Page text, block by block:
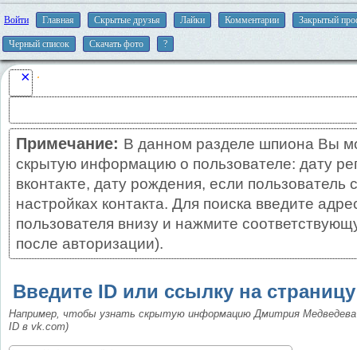
Войти Главная Скрытые друзья Лайки Комментарии Закрытый
Черный список Скачать фото ?
×
Примечание: В данном разделе шпиона Вы
скрытую информацию о пользователе: дату
вконтакте, дату рождения, если пользователь
настройках контакта. Для поиска введите
пользователя внизу и нажмите
после авторизации).
Введите ID или ссылку на
Например, чтобы узнать скрытую информацию Дмитрия
ID в vk.com)